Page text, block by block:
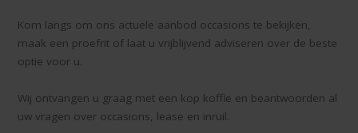
Kom langs om ons actuele aanbod occasions te bekijken,
maak een proefrit of laat u vrijblijvend adviseren over de beste
optie voor u.
Wij ontvangen u graag met een kop koffie en beantwoorden al
uw vragen over occasions, lease en inruil.